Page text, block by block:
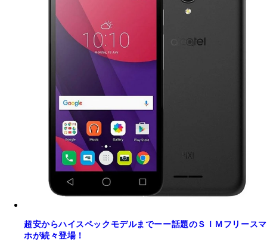
超安からハイスペックモデルまでーー話題のＳＩＭフリースマ
ホが続々登場！